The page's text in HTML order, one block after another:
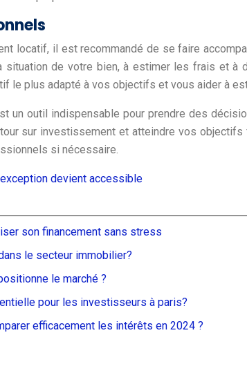
locatif, il est recommandé de se faire
situation de votre bien, à estimer les frais et
le plus adapté à vos objectifs et vous aider à
un outil indispensable pour prendre des
sur investissement et atteindre vos
si nécessaire.
devient accessible
son financement sans stress
le secteur immobilier?
le marché ?
pour les investisseurs à paris?
efficacement les intérêts en 2024 ?